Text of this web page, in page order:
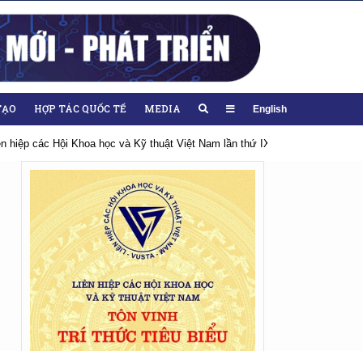
HỢP TÁC QUỐC TẾ MEDIA English
hiệp các Hội Khoa học và Kỹ thuật Việt Nam lần thứ IX, nhiệm kỳ 2026-